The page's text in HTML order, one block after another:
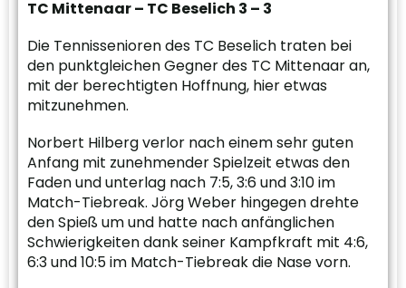
TC Mittenaar – TC Beselich 3 – 3
Die Tennissenioren des TC Beselich traten bei
den punktgleichen Gegner des TC Mittenaar an,
mit der berechtigten Hoffnung, hier etwas
mitzunehmen.
Norbert Hilberg verlor nach einem sehr guten
Anfang mit zunehmender Spielzeit etwas den
Faden und unterlag nach 7:5, 3:6 und 3:10 im
Match-Tiebreak. Jörg Weber hingegen drehte
den Spieß um und hatte nach anfänglichen
Schwierigkeiten dank seiner Kampfkraft mit 4:6,
6:3 und 10:5 im Match-Tiebreak die Nase vorn.